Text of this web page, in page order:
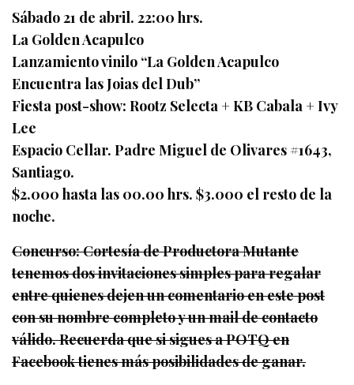
Sábado 21 de abril. 22:00 hrs.
La Golden Acapulco
Lanzamiento vinilo “La Golden Acapulco
Encuentra las Joias del Dub”
Fiesta post-show: Rootz Selecta + KB Cabala + Ivy
Lee
Espacio Cellar. Padre Miguel de Olivares #1643,
Santiago.
$2.000 hasta las 00.00 hrs. $3.000 el resto de la
noche.
Concurso: Cortesía de Productora Mutante
tenemos dos invitaciones simples para regalar
entre quienes dejen un comentario en este post
con su nombre completo y un mail de contacto
válido. Recuerda que si sigues a POTQ en
Facebook tienes más posibilidades de ganar.